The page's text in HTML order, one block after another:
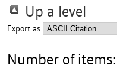
Up a level
Export as
Number of